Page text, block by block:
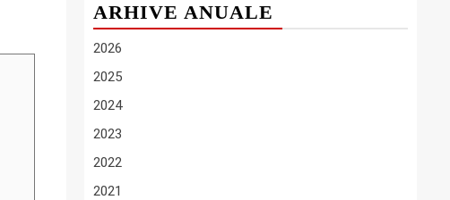
ARHIVE ANUALE
2026
2025
2024
2023
2022
2021